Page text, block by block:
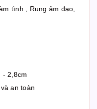
tình , Rung âm đạo,
2,8cm
an toàn